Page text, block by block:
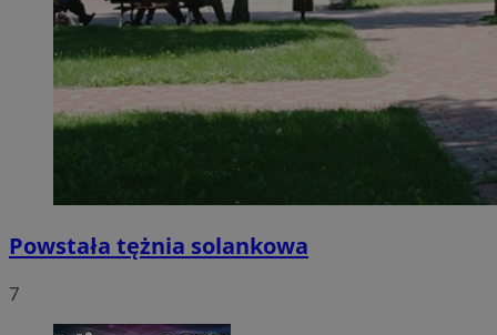
Powstała tężnia solankowa
7